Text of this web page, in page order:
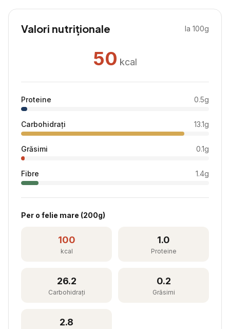
Valori nutriționale la 100g
50 kcal
Proteine 0.5g
Carbohidrați 13.1g
Grăsimi 0.1g
Fibre 1.4g
Per o felie mare (200g)
100
kcal
1.0
Proteine
26.2
Carbohidrați
0.2
Grăsimi
2.8